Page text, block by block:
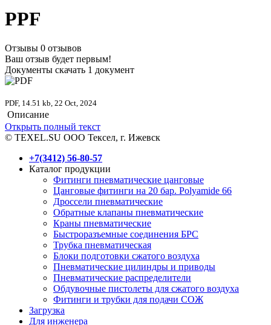
PPF
Отзывы 0 отзывов
Ваш отзыв будет первым!
Документы скачать 1 документ
PDF, 14.51 kb, 22 Oct, 2024
Описание
Открыть полный текст
© TEXEL.SU ООО Тексел, г. Ижевск
+7(3412) 56-80-57
Каталог продукции
Фитинги пневматические цанговые
Цанговые фитинги на 20 бар. Polyamide 66
Дроссели пневматические
Обратные клапаны пневматические
Краны пневматические
Быстроразъемные соединения БРС
Трубка пневматическая
Блоки подготовки сжатого воздуха
Пневматические цилиндры и приводы
Пневматические распределители
Обдувочные пистолеты для сжатого воздуха
Фитинги и трубки для подачи СОЖ
Загрузка
Для инженера